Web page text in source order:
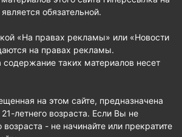
обязательной.
«На правах рекламы» или «Новости
на правах рекламы.
содержание таких материалов несет
на этом сайте, предназначена
летнего возраста. Если Вы не
возраста - не начинайте или прекратите